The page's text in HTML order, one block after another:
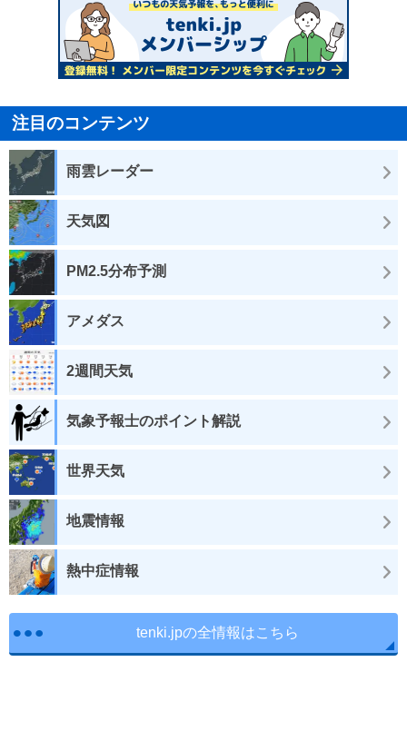
注目のコンテンツ
雨雲レーダー
天気図
PM2.5分布予測
アメダス
2週間天気
気象予報士のポイント解説
世界天気
地震情報
熱中症情報
tenki.jpの全情報はこちら